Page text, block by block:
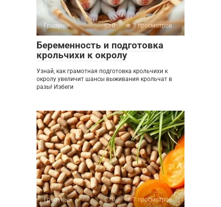
Грызуны 0 3 просмотров
Беременность и подготовка
крольчихи к окролу
Узнай, как грамотная подготовка крольчихи к
окролу увеличит шансы выживания крольчат в
разы! Избеги
Грызуны 0 7 просмотров